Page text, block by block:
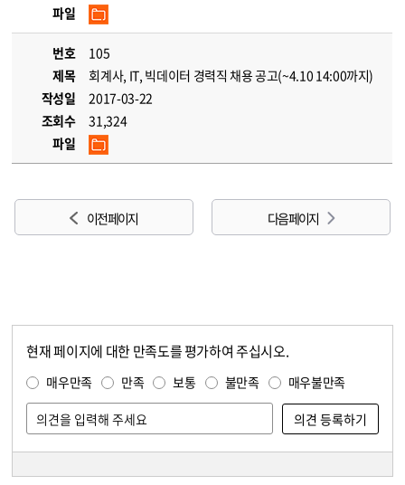
파일
번호
105
제목
회계사, IT, 빅데이터 경력직 채용 공고(~4.10 14:00까지)
작성일
2017-03-22
조회수
31,324
파일
이전 페이지 다음 페이지
현재 페이지에 대한 만족도를 평가하여 주십시오.
매우만족 만족 보통 불만족 매우불만족